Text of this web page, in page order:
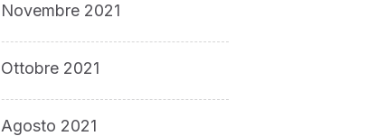
Novembre 2021
Ottobre 2021
Agosto 2021